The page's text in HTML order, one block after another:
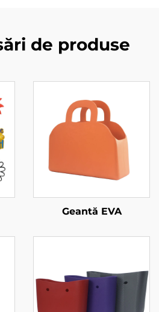
de produse
Geantă EVA